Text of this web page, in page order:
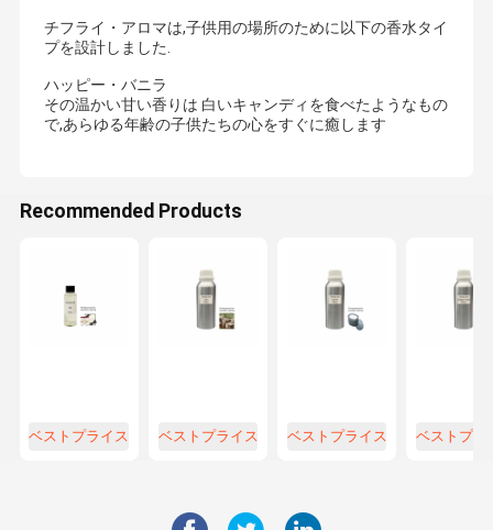
チフライ・アロマは,子供用の場所のために以下の香水タイ
プを設計しました.
ハッピー・バニラ
その温かい甘い香りは 白いキャンディを食べたようなもの
で,あらゆる年齢の子供たちの心をすぐに癒します
Recommended Products
ベストプライス ベストプライス ベストプライス ベストプラ